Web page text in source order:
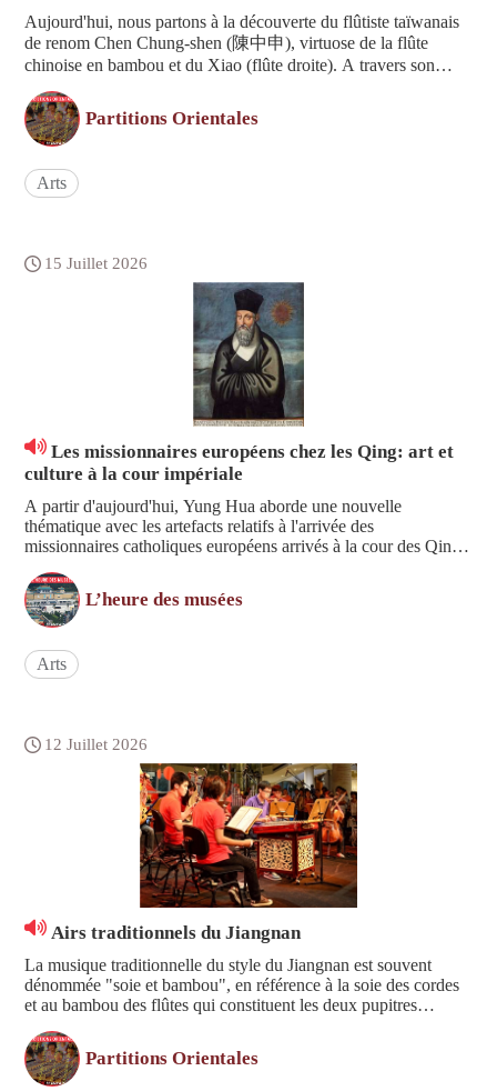
Aujourd'hui, nous partons à la découverte du flûtiste taïwanais
de renom Chen Chung-shen (陳中申), virtuose de la flûte
chinoise en bambou et du Xiao (flûte droite). A travers son
compositions alliant le moderne et le tradition...
Partitions Orientales
Arts
15 Juillet 2026
Les missionnaires européens chez les Qing: art et
culture à la cour impériale
A partir d'aujourd'hui, Yung Hua aborde une nouvelle
thématique avec les artefacts relatifs à l'arrivée des
missionnaires catholiques européens arrivés à la cour des Qing.
en culture.
L’heure des musées
Arts
12 Juillet 2026
Airs traditionnels du Jiangnan
La musique traditionnelle du style du Jiangnan est souvent
dénommée "soie et bambou", en référence à la soie des cordes
et au bambou des flûtes qui constituent les deux pupitres
Partitions Orientales